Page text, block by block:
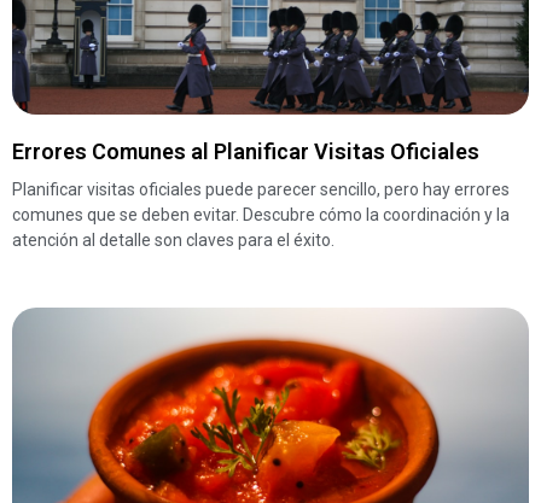
Errores Comunes al Planificar Visitas Oficiales
Planificar visitas oficiales puede parecer sencillo, pero hay errores
comunes que se deben evitar. Descubre cómo la coordinación y la
atención al detalle son claves para el éxito.